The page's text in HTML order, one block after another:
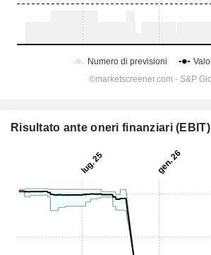
Risultato ante oneri finanziari (EBIT)